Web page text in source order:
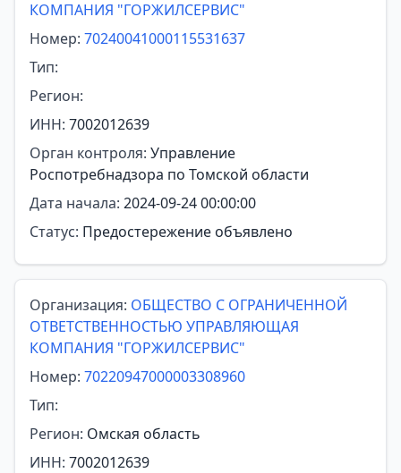
КОМПАНИЯ "ГОРЖИЛСЕРВИС"
Номер: 70240041000115531637
Тип:
Регион:
ИНН: 7002012639
Орган контроля: Управление
Роспотребнадзора по Томской области
Дата начала: 2024-09-24 00:00:00
Статус: Предостережение объявлено
Организация: ОБЩЕСТВО С ОГРАНИЧЕННОЙ
ОТВЕТСТВЕННОСТЬЮ УПРАВЛЯЮЩАЯ
КОМПАНИЯ "ГОРЖИЛСЕРВИС"
Номер: 70220947000003308960
Тип:
Регион: Омская область
ИНН: 7002012639